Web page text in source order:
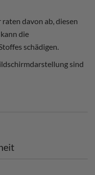
davon ab, diesen
die
schädigen.
sind